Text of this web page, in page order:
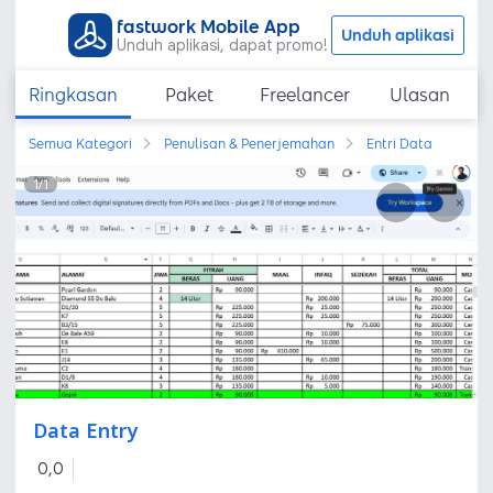
fastwork Mobile App
Unduh aplikasi, dapat promo! Unduh aplikasi
Ringkasan Paket Freelancer Ulasan
Semua Kategori Penulisan & Penerjemahan Entri Data
1/1
Data Entry
0,0